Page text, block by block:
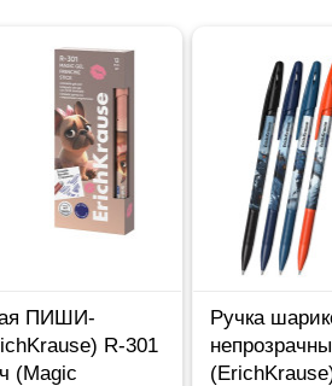
ПИШИ-
R-301
(Magic
Ручка